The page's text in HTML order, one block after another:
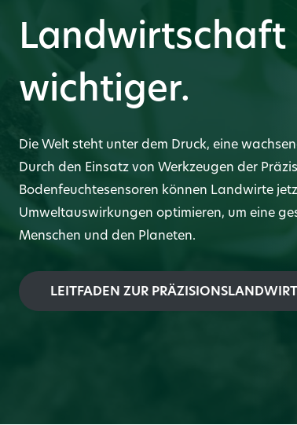
Landwirtschaft
wichtiger.
Die Welt steht unter dem Druck, eine
Durch den Einsatz von Werkzeugen der
Bodenfeuchtesensoren können Landwirte
Umweltauswirkungen optimieren, um eine
Menschen und den Planeten.
LEITFADEN ZUR